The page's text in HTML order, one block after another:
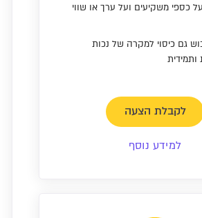
כספי משקיעים ועל ערך או שווי
גם כיסוי למקרה של נכות
לקבלת הצעה
למידע נוסף